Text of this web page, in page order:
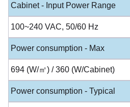
Cabinet - Input Power Range
100~240 VAC, 50/60 Hz
Power consumption - Max
694 (W/㎡) / 360 (W/Cabinet)
Power consumption - Typical